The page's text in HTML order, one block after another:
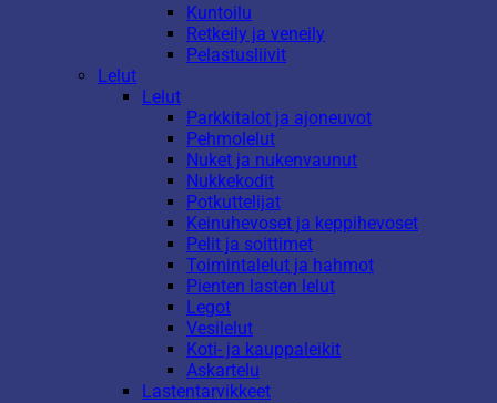
Kuntoilu
Retkeily ja veneily
Pelastusliivit
Lelut
Lelut
Parkkitalot ja ajoneuvot
Pehmolelut
Nuket ja nukenvaunut
Nukkekodit
Potkuttelijat
Keinuhevoset ja keppihevoset
Pelit ja soittimet
Toimintalelut ja hahmot
Pienten lasten lelut
Legot
Vesilelut
Koti- ja kauppaleikit
Askartelu
Lastentarvikkeet